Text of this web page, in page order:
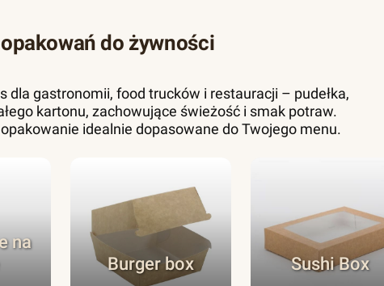
do żywności
dla gastronomii, food trucków i restauracji – pudełka,
kartonu, zachowujące świeżość i smak potraw.
idealnie dopasowane do Twojego menu.
na
Burger box Sushi Box